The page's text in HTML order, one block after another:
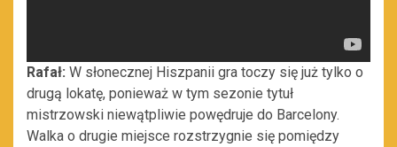
Rafał: W słonecznej Hiszpanii gra toczy się już tylko o
drugą lokatę, ponieważ w tym sezonie tytuł
mistrzowski niewątpliwie powędruje do Barcelony.
Walka o drugie miejsce rozstrzygnie się pomiędzy